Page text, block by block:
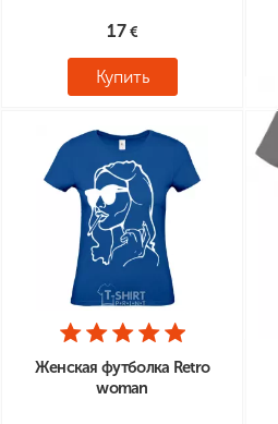
17
Купить
Женская футболка Retro
woman